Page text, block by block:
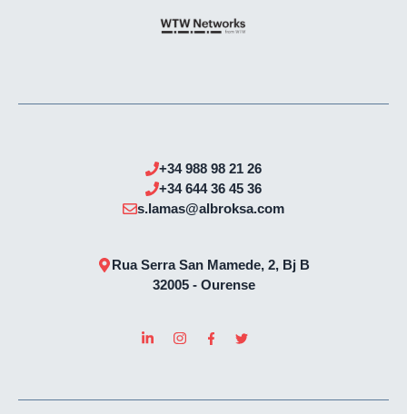
+34988 98 21 26
+34644 36 45 36
s.lamas@albroksa.com
Rua Serra San Mamede, 2, Bj B
32005 - Ourense